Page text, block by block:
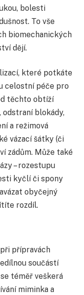
bolesti
To vše
biomechanických
dějí.
které potkáte
celostní péče pro
těchto obtíží
odstraní blokády,
a režimová
vázací šátky (či
zádům. Může také
– rozestupu
kyčlí či spony
obyčejný
rozdíl.
přípravách
součástí
téměř veškerá
miminka a